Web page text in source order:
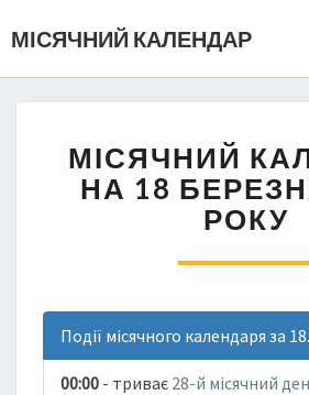
МІСЯЧНИЙ КАЛЕНДАР
МІСЯЧНИЙ
НА 18
РОКУ
Події місячного календаря за
00:00 - триває 28-й місячний